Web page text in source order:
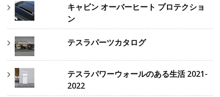
キャビン オーバーヒート プロテクショ
ン
テスラパーツカタログ
テスラパワーウォールのある生活 2021-
2022